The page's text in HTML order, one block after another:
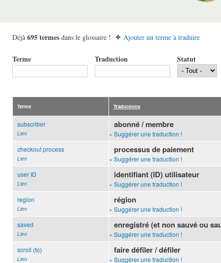
Déjà 695 termes dans le glossaire ! Ajouter un terme à traduire
Terme Traduction Statut
Terme Traductions
subscriber
Lien
abonné / membre
» Suggérer une traduction !
checkout process
Lien
processus de paiement
» Suggérer une traduction !
user ID
Lien
identifiant (ID) utilisateur
» Suggérer une traduction !
region
Lien
région
» Suggérer une traduction !
saved
Lien
enregistré (et non sauvé ou
» Suggérer une traduction !
scroll (to)
Lien
faire défiler / défiler
» Suggérer une traduction !